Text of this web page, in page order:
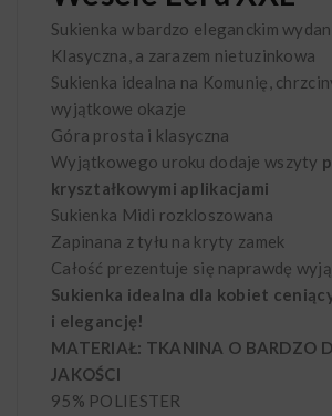
Sukienka w bardzo eleganckim
Klasyczna, a zarazem nietuzinkowa
Sukienka idealna na Komunię,
wyjątkowe okazje
Góra prosta i klasyczna
Wyjątkowego uroku dodaje wszyty
kryształkowymi aplikacjami
Sukienka Midi rozkloszowana
Zapinana z tyłu na kryty zamek
Całość prezentuje się naprawdę
Sukienka idealna dla kobiet
i elegancję!
MATERIAŁ: TKANINA O BARDZO
JAKOŚCI
95% POLIESTER